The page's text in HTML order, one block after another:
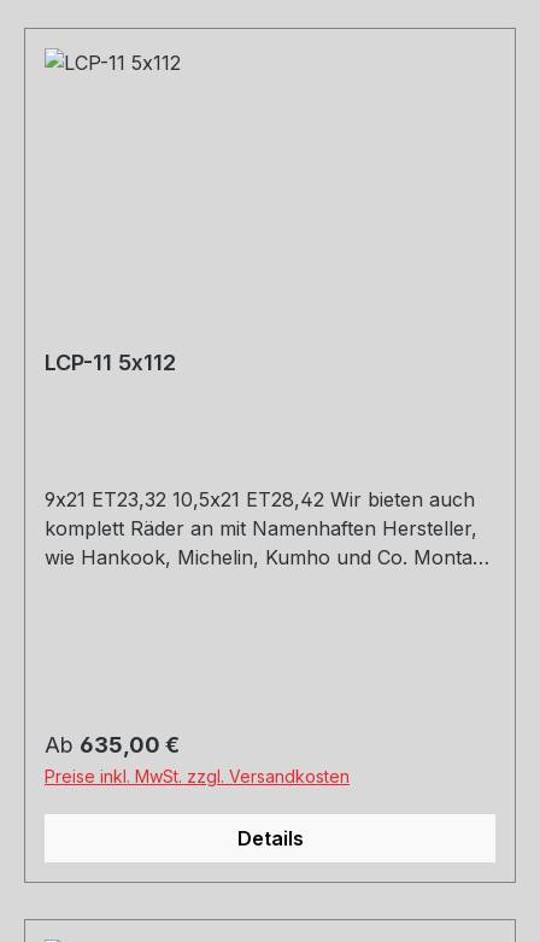
LCP-11 5x112
9x21 ET23,32 10,5x21 ET28,42 Wir bieten auch
komplett Räder an mit Namenhaften Hersteller,
wie Hankook, Michelin, Kumho und Co. Montage
Regulärer Preis:
Ab 635,00 €
Preise inkl. MwSt. zzgl. Versandkosten
Details